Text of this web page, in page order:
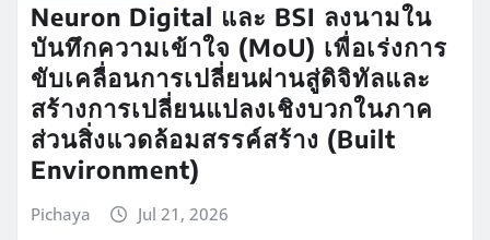
Neuron Digital และ BSI ลงนามใน
บันทึกความเข้าใจ (MoU) เพื่อเร่งการ
ขับเคลื่อนการเปลี่ยนผ่านสู่ดิจิทัลและ
สร้างการเปลี่ยนแปลงเชิงบวกในภาค
ส่วนสิ่งแวดล้อมสรรค์สร้าง (Built
Environment)
Pichaya Jul 21, 2026